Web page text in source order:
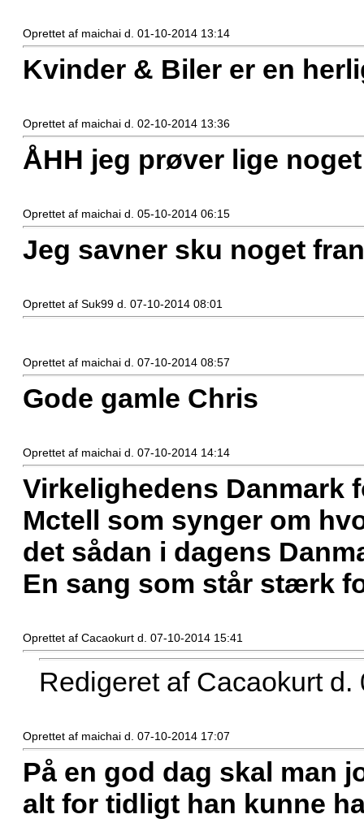
Oprettet af maichai d. 01-10-2014 13:14
Kvinder & Biler er en
Oprettet af maichai d. 02-10-2014 13:36
ÅHH jeg prøver lige
Oprettet af maichai d. 05-10-2014 06:15
Jeg savner sku noget
Oprettet af Suk99 d. 07-10-2014 08:01
Oprettet af maichai d. 07-10-2014 08:57
Gode gamle Chris
Oprettet af maichai d. 07-10-2014 14:14
Virkelighedens Danmark
Mctell som synger om
det sådan i dagens
En sang som står stærk
Oprettet af Cacaokurt d. 07-10-2014 15:41
Redigeret af Cacaokurt
Oprettet af maichai d. 07-10-2014 17:07
På en god dag skal man
alt for tidligt han kunne